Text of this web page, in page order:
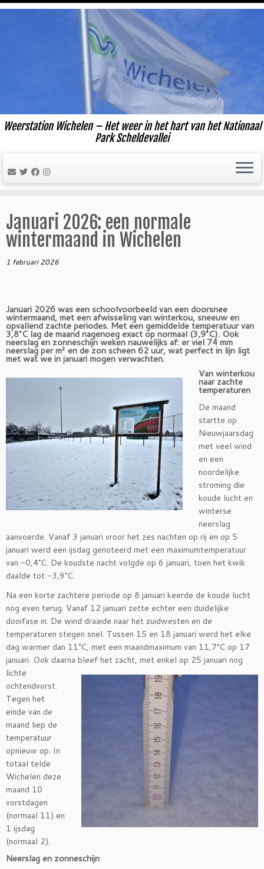
Ga
Weerstation Wichelen – Het weer in het hart van het Nationaal
Park Scheldevallei
Januari 2026: een normale
wintermaand in Wichelen
1 februari 2026
Januari 2026 was een schoolvoorbeeld van een doorsnee
wintermaand, met een afwisseling van winterkou, sneeuw en
opvallend zachte periodes. Met een gemiddelde temperatuur van
3,8°C lag de maand nagenoeg exact op normaal (3,9°C). Ook
neerslag en zonneschijn weken nauwelijks af: er viel 74 mm
neerslag per m² en de zon scheen 62 uur, wat perfect in lijn ligt
met wat we in januari mogen verwachten.
Van winterkou
naar zachte
temperaturen
De maand
startte op
Nieuwjaarsdag
met veel wind
en een
noordelijke
stroming die
koude lucht en
winterse
neerslag
aanvoerde. Vanaf 3 januari vroor het zes nachten op rij en op 5
januari werd een ijsdag genoteerd met een maximumtemperatuur
van -0,4°C. De koudste nacht volgde op 6 januari, toen het kwik
daalde tot -3,9°C.
Na een korte zachtere periode op 8 januari keerde de koude lucht
nog even terug. Vanaf 12 januari zette echter een duidelijke
dooifase in. De wind draaide naar het zuidwesten en de
temperaturen stegen snel. Tussen 15 en 18 januari werd het elke
dag warmer dan 11°C, met een maandmaximum van 11,7°C op 17
januari. Ook daarna bleef het zacht, met enkel op 25 januari nog
lichte
ochtendvorst.
Tegen het
einde van de
maand liep de
temperatuur
opnieuw op. In
totaal telde
Wichelen deze
maand 10
vorstdagen
(normaal 11) en
1 ijsdag
(normaal 2).
Neerslag en zonneschijn